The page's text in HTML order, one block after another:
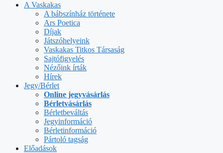
A Vaskakas
A bábszínház története
Ars Poetica
Díjak
Játszóhelyeink
Vaskakas Titkos Társaság
Sajtófigyelés
Nézőink írták
Hírek
Jegy/Bérlet
Online jegyvásárlás
Bérletvásárlás
Bérletbeváltás
Jegyinformáció
Bérletinformáció
Pártoló tagság
Előadások